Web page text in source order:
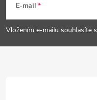
p
a
E-mail
Vložením e-mailu souhlasíte s